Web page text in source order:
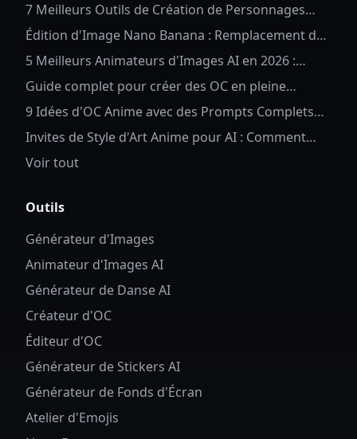
7 Meilleurs Outils de Création de Personnages
Complets en 2026
Édition d'Image Nano Banana : Remplacement de
Fond Anime
5 Meilleurs Animateurs d'Images AI en 2026 :
Donnez Vie à Vos Photos
Guide complet pour créer des OC en pleine
longueur pour Anime OC
9 Idées d'OC Anime avec des Prompts Complets
d'OC Anime AI
Invites de Style d'Art Anime pour AI : Comment
Contrôler les Détails et le Style des Personnages
Voir tout
Outils
Générateur d'Images
Animateur d'Images AI
Générateur de Danse AI
Créateur d'OC
Éditeur d'OC
Générateur de Stickers AI
Générateur de Fonds d'Écran
Atelier d'Emojis